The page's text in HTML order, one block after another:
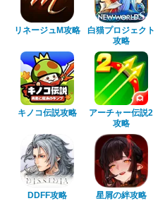
リネージュM攻略
白猫プロジェクト
攻略
キノコ伝説攻略
アーチャー伝説2
攻略
DDFF攻略 星屑の絆攻略